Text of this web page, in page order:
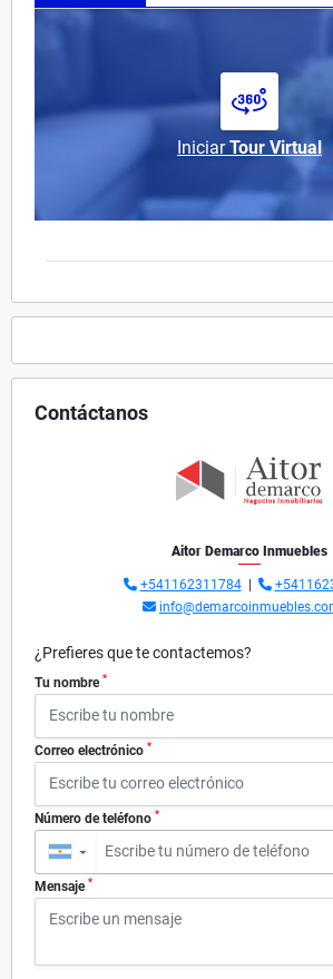
IniciarTour Virtual
Contáctanos
Aitor Demarco Inmuebles
+541162311784|
¿Prefieres que te contactemos?
Tu nombre *
Correo electrónico *
Número de teléfono *
▼
Mensaje *